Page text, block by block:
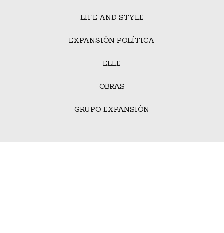
LIFE AND STYLE
EXPANSIÓN POLÍTICA
ELLE
OBRAS
GRUPO EXPANSIÓN